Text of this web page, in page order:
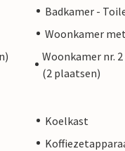
Badkamer -
Woonkamer
Woonkamer nr.
(2 plaatsen)
Koelkast